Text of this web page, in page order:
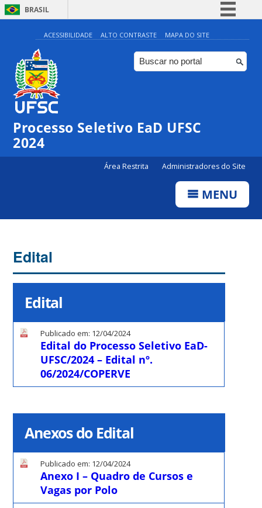
BRASIL
Simplifique!
Comunica BR
Participe
Canais
ACESSIBILIDADE ALTO CONTRASTE MAPA DO SITE
Processo Seletivo EaD UFSC
2024
Área Restrita Administradores do Site
MENU
Edital
Edital
Publicado em: 12/04/2024
Edital do Processo Seletivo EaD-
UFSC/2024 – Edital nº.
06/2024/COPERVE
Anexos do Edital
Publicado em: 12/04/2024
Anexo I – Quadro de Cursos e
Vagas por Polo